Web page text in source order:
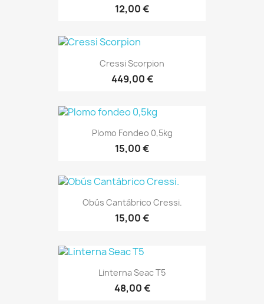
12,00 €
Cressi Scorpion
449,00 €
Plomo Fondeo 0,5kg
15,00 €
Obús Cantábrico Cressi.
15,00 €
Linterna Seac T5
48,00 €